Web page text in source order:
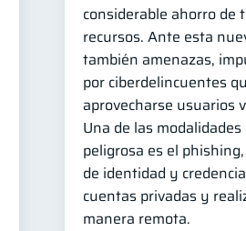
considerable ahorro de
recursos. Ante esta
también amenazas,
por ciberdelincuentes
aprovecharse usuarios
Una de las
peligrosa es el
de identidad y
cuentas privadas y
manera remota.